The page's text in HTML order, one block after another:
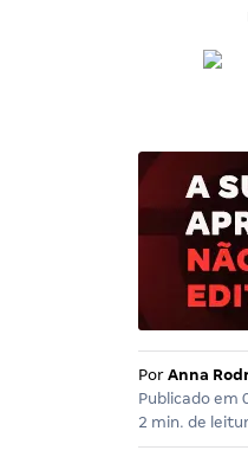
Por Anna
Publicado em
2 min. de